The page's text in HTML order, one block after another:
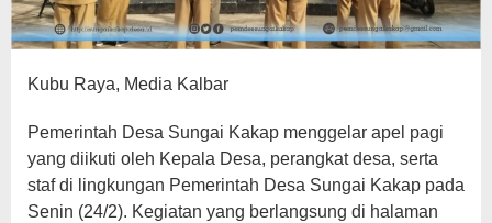
Kubu Raya, Media Kalbar
Pemerintah Desa Sungai Kakap menggelar apel pagi
yang diikuti oleh Kepala Desa, perangkat desa, serta
staf di lingkungan Pemerintah Desa Sungai Kakap pada
Senin (24/2). Kegiatan yang berlangsung di halaman